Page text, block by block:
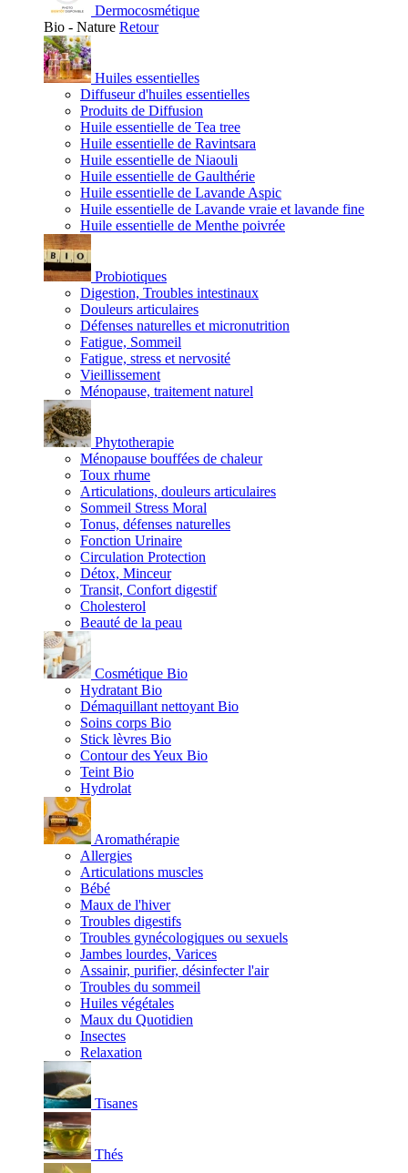
Dermocosmétique
Bio - Nature Retour
Huiles essentielles
Diffuseur d'huiles essentielles
Produits de Diffusion
Huile essentielle de Tea tree
Huile essentielle de Ravintsara
Huile essentielle de Niaouli
Huile essentielle de Gaulthérie
Huile essentielle de Lavande Aspic
Huile essentielle de Lavande vraie et lavande fine
Huile essentielle de Menthe poivrée
Probiotiques
Digestion, Troubles intestinaux
Douleurs articulaires
Défenses naturelles et micronutrition
Fatigue, Sommeil
Fatigue, stress et nervosité
Vieillissement
Ménopause, traitement naturel
Phytotherapie
Ménopause bouffées de chaleur
Toux rhume
Articulations, douleurs articulaires
Sommeil Stress Moral
Tonus, défenses naturelles
Fonction Urinaire
Circulation Protection
Détox, Minceur
Transit, Confort digestif
Cholesterol
Beauté de la peau
Cosmétique Bio
Hydratant Bio
Démaquillant nettoyant Bio
Soins corps Bio
Stick lèvres Bio
Contour des Yeux Bio
Teint Bio
Hydrolat
Aromathérapie
Allergies
Articulations muscles
Bébé
Maux de l'hiver
Troubles digestifs
Troubles gynécologiques ou sexuels
Jambes lourdes, Varices
Assainir, purifier, désinfecter l'air
Troubles du sommeil
Huiles végétales
Maux du Quotidien
Insectes
Relaxation
Tisanes
Thés